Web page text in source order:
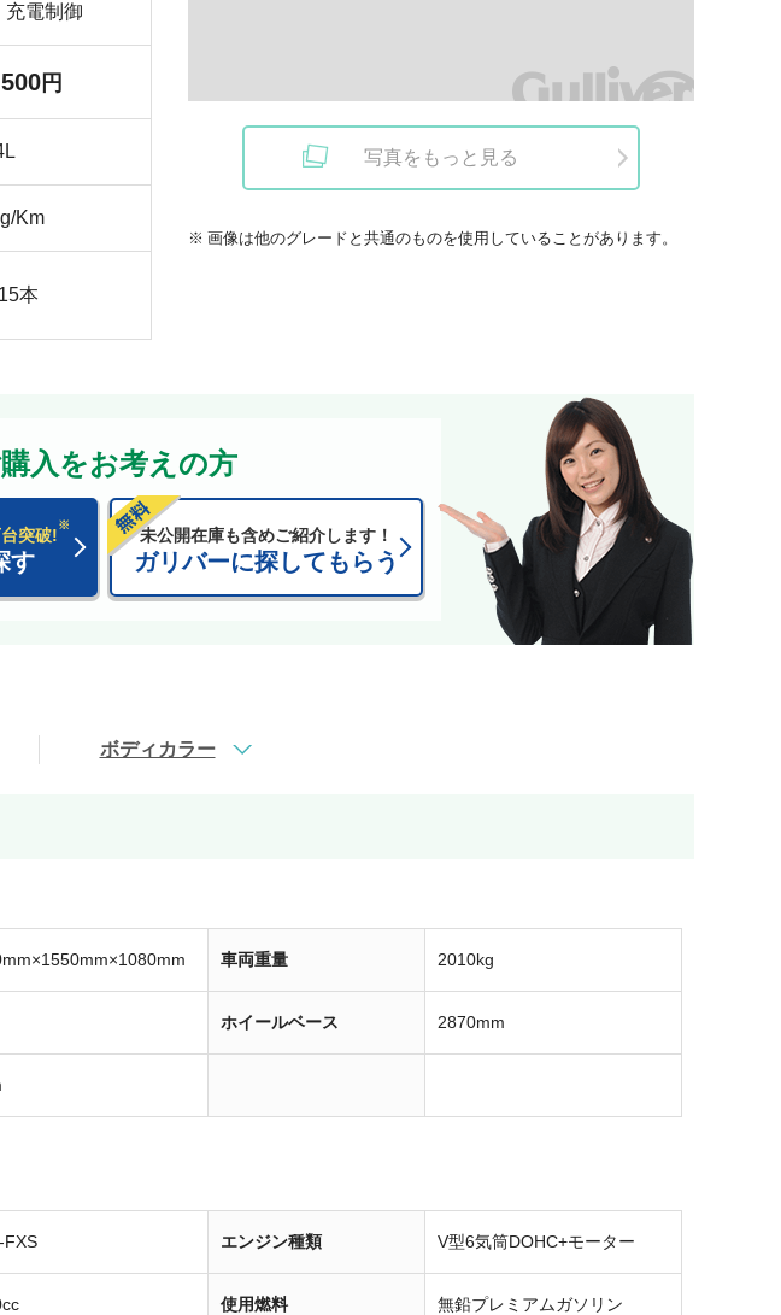
充電制御
円
Km
本
写真をもっと見る
画像は他のグレードと共通のものを使用していることがあります。
入をお考えの方
突破!
※
す
未公開在庫も含めご紹介します！
ガリバーに探してもらう
ボディカラー
車両重量 2010kg
ホイールベース 2870mm
FXS エンジン種類 V型6気筒DOHC+モーター
使用燃料 無鉛プレミアムガソリン